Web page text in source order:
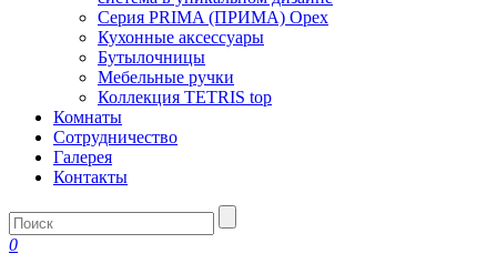
Серия PRIMA (ПРИМА) Орех
Кухонные аксессуары
Бутылочницы
Мебельные ручки
Коллекция TETRIS top
Комнаты
Сотрудничество
Галерея
Контакты
0